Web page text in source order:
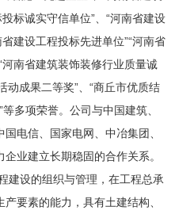
标诚实守信单位”、“河南省建设
建设工程投标先进单位”“河南省
南省建筑装饰装修行业质量诚
动成果二等奖”、“商丘市优质结
多项荣誉。公司与中国建筑、
电信、国家电网、中冶集团、
业建立长期稳固的合作关系。
设的组织与管理，在工程总承
要素的能力，具有土建结构、